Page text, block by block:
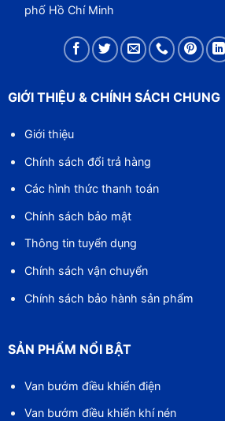
phố Hồ Chí Minh
GIỚI THIỆU & CHÍNH SÁCH CHUNG
Giới thiệu
Chính sách đổi trả hàng
Các hình thức thanh toán
Chính sách bảo mật
Thông tin tuyển dụng
Chính sách vận chuyển
Chính sách bảo hành sản phẩm
SẢN PHẨM NỔI BẬT
Van bướm điều khiển điện
Van bướm điều khiển khí nén